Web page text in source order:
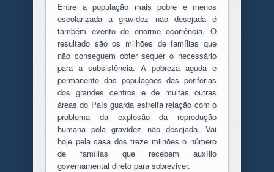
Entre a população mais pobre e menos
escolarizada a gravidez não desejada é
também evento de enorme ocorrência. O
resultado são os milhões de famílias que
não conseguem obter sequer o necessário
para a subsistência. A pobreza aguda e
permanente das populações das periferias
dos grandes centros e de muitas outras
áreas do País guarda estreita relação com o
problema da explosão da reprodução
humana pela gravidez não desejada. Vai
hoje pela casa dos treze milhões o número
de famílias que recebem auxílio
governamental direto para sobreviver.